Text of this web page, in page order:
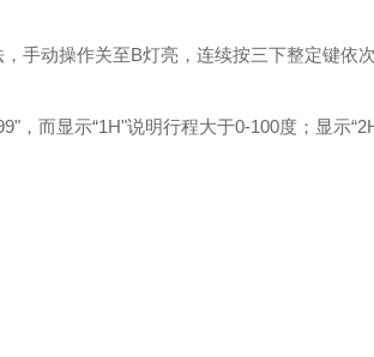
手动操作关至B灯亮，连续按三下整定键依次
，而显示“1H"说明行程大于0-100度；显示